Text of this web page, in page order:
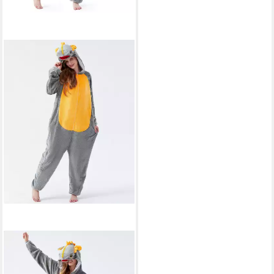
CORIMORI
Partyanzug Onesie
Ganzkörper Kostüm für